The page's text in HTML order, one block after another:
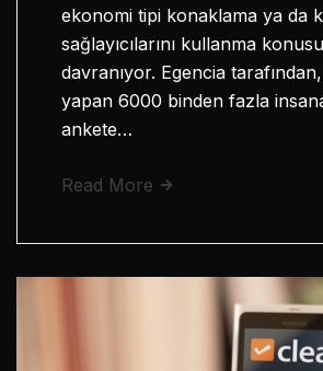
ekonomi tipi konaklama ya da
sağlayıcılarını kullanma
davranıyor. Egencia
yapan 6000 binden fazla
ankete…
Read More